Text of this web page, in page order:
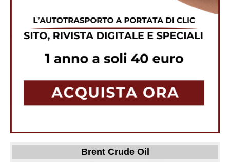
Brent Crude Oil